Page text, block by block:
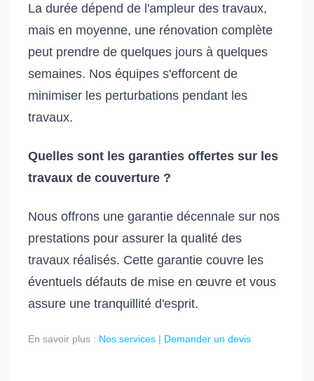
La durée dépend de l'ampleur des travaux,
mais en moyenne, une rénovation complète
peut prendre de quelques jours à quelques
semaines. Nos équipes s'efforcent de
minimiser les perturbations pendant les
travaux.
Quelles sont les garanties offertes sur les
travaux de couverture ?
Nous offrons une garantie décennale sur nos
prestations pour assurer la qualité des
travaux réalisés. Cette garantie couvre les
éventuels défauts de mise en œuvre et vous
assure une tranquillité d'esprit.
En savoir plus : Nos services | Demander un devis